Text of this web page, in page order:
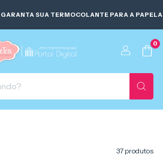
SUA TERMOCOLANTE PARA A PAPELARIA E
0
37 produtos